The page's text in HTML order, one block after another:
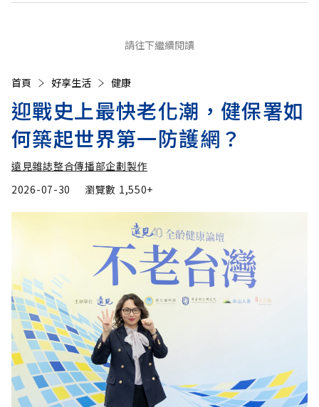
請往下繼續閱讀
首頁 好享生活 健康
迎戰史上最快老化潮，健保署如
何築起世界第一防護網？
遠見雜誌整合傳播部企劃製作
2026-07-30
瀏覽數 1,550+